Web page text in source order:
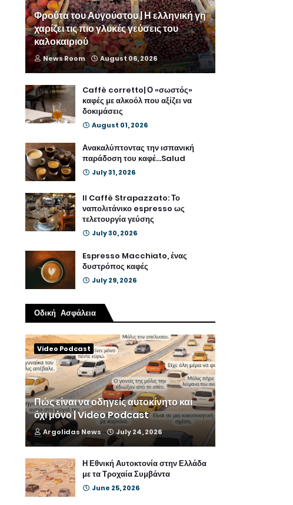
Φρούτα του Αυγούστου | Η ελληνική γη
χαρίζει τις πιο γλυκές γεύσεις του
καλοκαιριού
News Room August 06, 2026
Caffè corretto| Ο «σωστός»
καφές με αλκοόλ που αξίζει να
δοκιμάσεις
August 01, 2026
Ανακαλύπτοντας την ισπανική
παράδοση του καφέ...Salud
July 31, 2026
Il Caffè Strapazzato: Το
ναπολιτάνικο espresso ως
τελετουργία γεύσης
July 30, 2026
Espresso Macchiato, ένας
δυστρόπος καφές
July 29, 2026
Οδική Ασφάλεια
Video Podcast
Πώς είναι να οδηγείς αυτοκίνητο και
όχι μόνο | Video Podcast
Argolidas News July 24, 2026
Η Εθνική Αυτοκτονία στην Ελλάδα
με τα Τροχαία Συμβάντα
June 25, 2026